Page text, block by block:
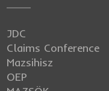
JDC
Claims Conference
Mazsihisz
OEP